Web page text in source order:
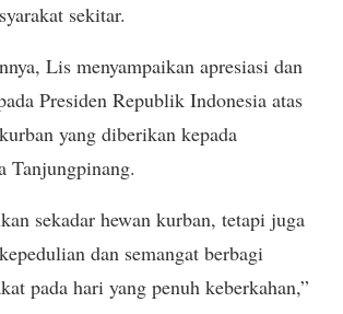
sekitar.
Lis menyampaikan apresiasi dan
Presiden Republik Indonesia atas
yang diberikan kepada
Tanjungpinang.
sekadar hewan kurban, tetapi juga
dan semangat berbagi
pada hari yang penuh keberkahan,”